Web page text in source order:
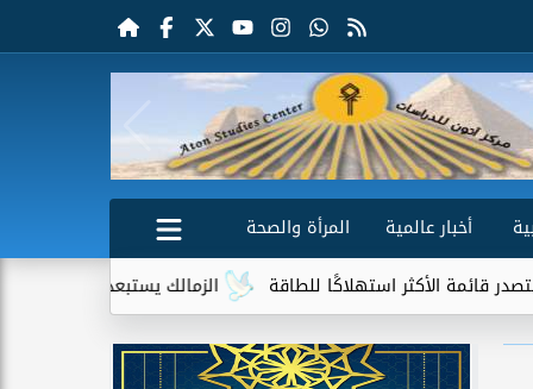
أخبار عالمية
المرأة والصحة
الزمالك يستبعد 4 لاعبين شباب من حساباته في الموسم الجديد
استهلاكًا للطاقة